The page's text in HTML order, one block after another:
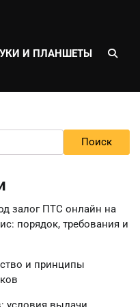
И ПЛАНШЕТЫ
Поиск
залог ПТС онлайн на
порядок, требования и
и принципы